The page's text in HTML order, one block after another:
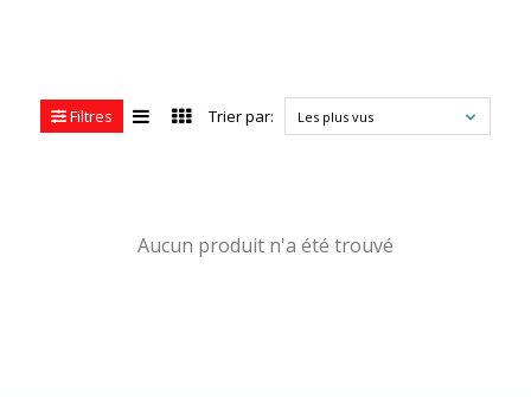
Filtres Trier par: Les plus vus
Aucun produit n'a été trouvé